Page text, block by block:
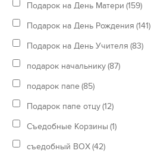
Подарок на День Матери (159)
Подарок на День Рождения (141)
Подарок на День Учителя (83)
подарок начальнику(87)
подарок папе(85)
Подарок папе отцу(12)
Съедобные Корзины (1)
съедобный BOX(42)